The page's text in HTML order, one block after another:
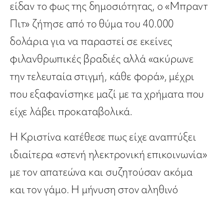
είδαν το φως της δημοσιότητας, ο «Μπραντ
Πιτ» ζήτησε από το θύμα του 40.000
δολάρια για να παραστεί σε εκείνες
φιλανθρωπικές βραδιές αλλά «ακύρωνε
την τελευταία στιγμή, κάθε φορά», μέχρι
που εξαφανίστηκε μαζί με τα χρήματα που
είχε λάβει προκαταβολικά.
Η Κριστίνα κατέθεσε πως είχε αναπτύξει
ιδιαίτερα «στενή ηλεκτρονική επικοινωνία»
με τον απατεώνα και συζητούσαν ακόμα
και τον γάμο. Η μήνυση στον αληθινό